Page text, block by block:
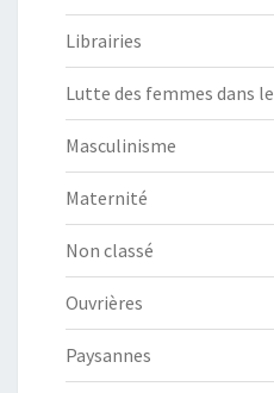
Librairies
Lutte des femmes dans
Masculinisme
Maternité
Non classé
Ouvrières
Paysannes